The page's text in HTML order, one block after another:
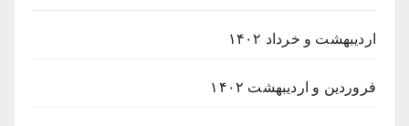
اردیبهشت و خرداد ۱۴۰۲
فروردین و اردیبهشت ۱۴۰۲